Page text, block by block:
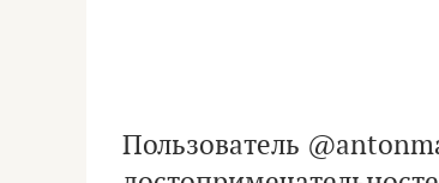
Пользователь